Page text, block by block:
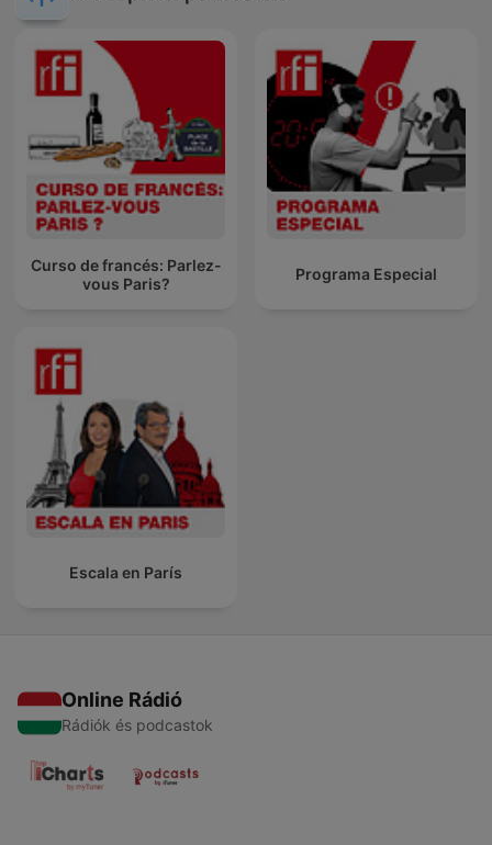
Curso de francés: Parlez-
vous Paris?
Programa Especial
Escala en París
Online Rádió
Rádiók és podcastok